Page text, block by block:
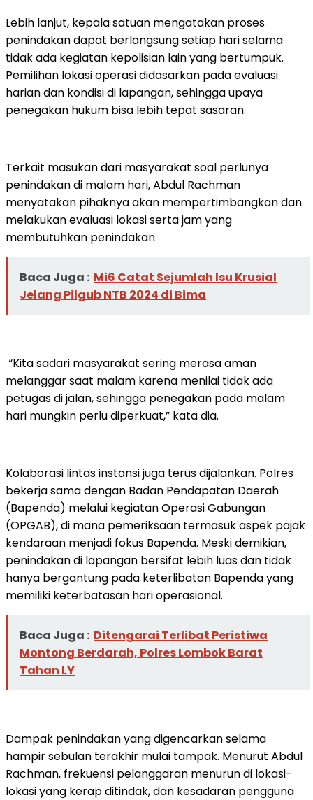
Lebih lanjut, kepala satuan mengatakan proses
penindakan dapat berlangsung setiap hari selama
tidak ada kegiatan kepolisian lain yang bertumpuk.
Pemilihan lokasi operasi didasarkan pada evaluasi
harian dan kondisi di lapangan, sehingga upaya
penegakan hukum bisa lebih tepat sasaran.
Terkait masukan dari masyarakat soal perlunya
penindakan di malam hari, Abdul Rachman
menyatakan pihaknya akan mempertimbangkan dan
melakukan evaluasi lokasi serta jam yang
membutuhkan penindakan.
Baca Juga : Mi6 Catat Sejumlah Isu Krusial
Jelang Pilgub NTB 2024 di Bima
“Kita sadari masyarakat sering merasa aman
melanggar saat malam karena menilai tidak ada
petugas di jalan, sehingga penegakan pada malam
hari mungkin perlu diperkuat,” kata dia.
Kolaborasi lintas instansi juga terus dijalankan. Polres
bekerja sama dengan Badan Pendapatan Daerah
(Bapenda) melalui kegiatan Operasi Gabungan
(OPGAB), di mana pemeriksaan termasuk aspek pajak
kendaraan menjadi fokus Bapenda. Meski demikian,
penindakan di lapangan bersifat lebih luas dan tidak
hanya bergantung pada keterlibatan Bapenda yang
memiliki keterbatasan hari operasional.
Baca Juga : Ditengarai Terlibat Peristiwa
Montong Berdarah, Polres Lombok Barat
Tahan LY
Dampak penindakan yang digencarkan selama
hampir sebulan terakhir mulai tampak. Menurut Abdul
Rachman, frekuensi pelanggaran menurun di lokasi-
lokasi yang kerap ditindak, dan kesadaran pengguna